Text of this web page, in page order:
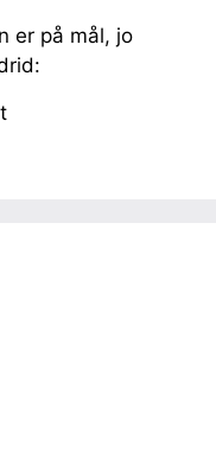
er på mål, jo